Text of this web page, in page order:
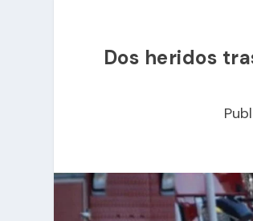
Dos heridos